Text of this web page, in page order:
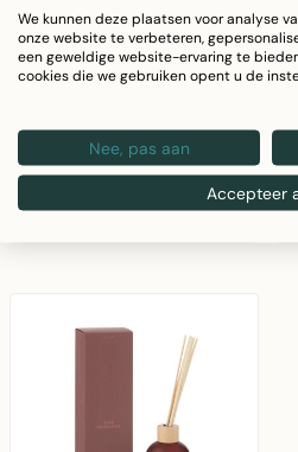
J-LINE
Reed Diffuser Essential
Accords Leather
Reed Diffuser Essential
Accords Leather
warme C..
We kunnen deze plaatsen voor analyse
onze website te verbeteren,
een geweldige website-ervaring te
cookies die we gebruiken opent u de
Nee, pas aan
Accepteer